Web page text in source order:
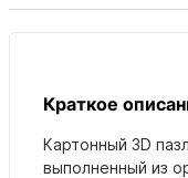
Краткое
Картонный 3D
выполненный из